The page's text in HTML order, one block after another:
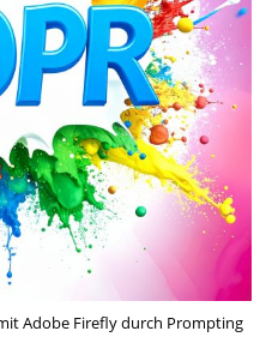
Adobe Firefly durch Prompting